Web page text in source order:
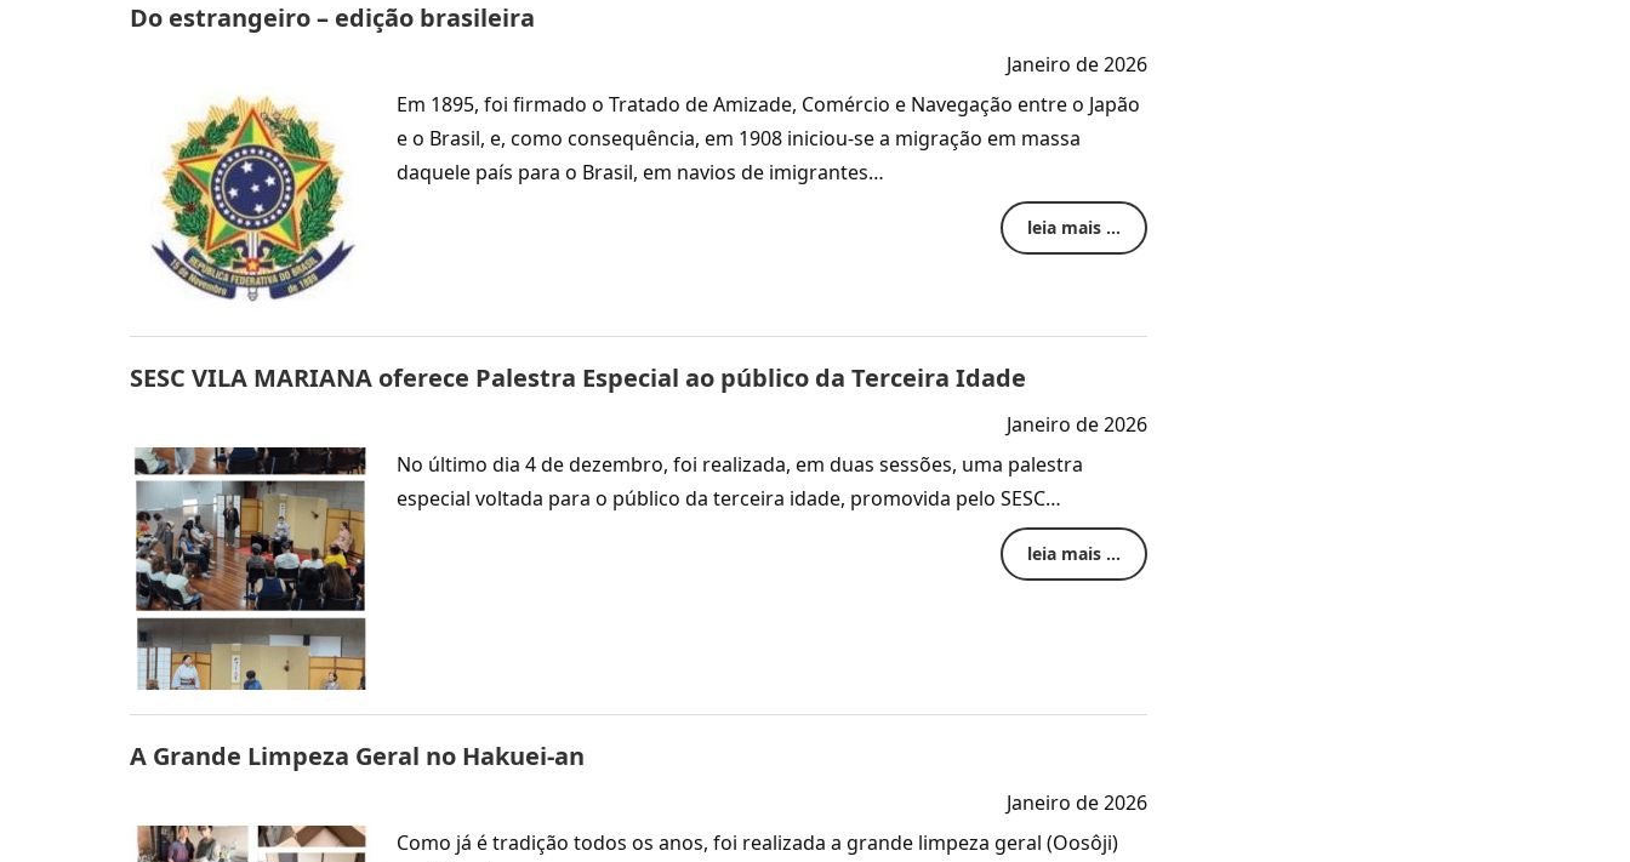
Do estrangeiro – edição brasileira
Janeiro de 2026
Em 1895, foi firmado o Tratado de Amizade, Comércio e Navegação entre o Japão
e o Brasil, e, como consequência, em 1908 iniciou-se a migração em massa
daquele país para o Brasil, em navios de imigrantes…
leia mais ...
SESC VILA MARIANA oferece Palestra Especial ao público da Terceira Idade
Janeiro de 2026
No último dia 4 de dezembro, foi realizada, em duas sessões, uma palestra
especial voltada para o público da terceira idade, promovida pelo SESC…
leia mais ...
A Grande Limpeza Geral no Hakuei-an
Janeiro de 2026
Como já é tradição todos os anos, foi realizada a grande limpeza geral (Oosôji)